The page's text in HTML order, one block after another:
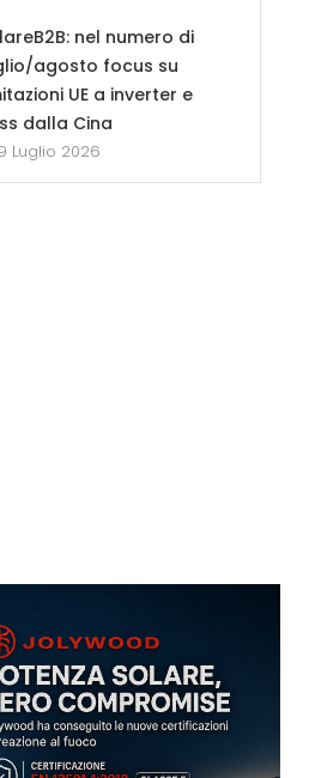
nel numero di
agosto focus su
UE a inverter e
dalla Cina
Luglio 2026